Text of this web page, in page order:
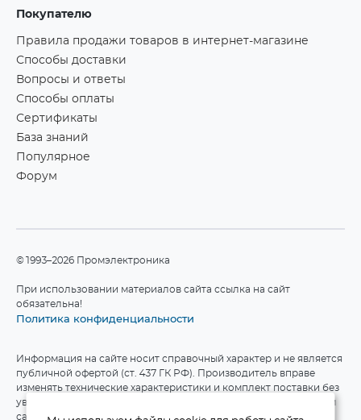
Покупателю
Правила продажи товаров в интернет-магазине
Способы доставки
Вопросы и ответы
Способы оплаты
Сертификаты
База знаний
Популярное
Форум
©1993–2026 Промэлектроника
При использовании материалов сайта ссылка на сайт
обязательна!
Политика конфиденциальности
Информация на сайте носит справочный характер и не является
публичной офертой (ст. 437 ГК РФ). Производитель вправе
изменять технические характеристики и комплект поставки без
уведомления. Актуальные данные приведены на официальном
сайте производителя.